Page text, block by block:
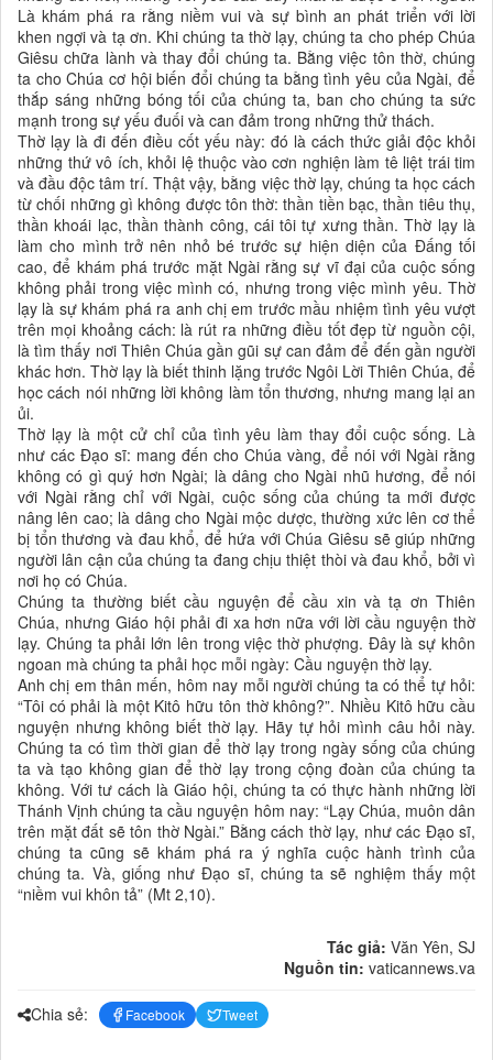
Là khám phá ra rằng niềm vui và sự bình an phát triển với lời
khen ngợi và tạ ơn. Khi chúng ta thờ lạy, chúng ta cho phép Chúa
Giêsu chữa lành và thay đổi chúng ta. Bằng việc tôn thờ, chúng
ta cho Chúa cơ hội biến đổi chúng ta bằng tình yêu của Ngài, để
thắp sáng những bóng tối của chúng ta, ban cho chúng ta sức
mạnh trong sự yếu đuối và can đảm trong những thử thách.
Thờ lạy là đi đến điều cốt yếu này: đó là cách thức giải độc khỏi
những thứ vô ích, khỏi lệ thuộc vào cơn nghiện làm tê liệt trái tim
và đầu độc tâm trí. Thật vậy, bằng việc thờ lạy, chúng ta học cách
từ chối những gì không được tôn thờ: thần tiền bạc, thần tiêu thụ,
thần khoái lạc, thần thành công, cái tôi tự xưng thần. Thờ lạy là
làm cho mình trở nên nhỏ bé trước sự hiện diện của Đấng tối
cao, để khám phá trước mặt Ngài rằng sự vĩ đại của cuộc sống
không phải trong việc mình có, nhưng trong việc mình yêu. Thờ
lạy là sự khám phá ra anh chị em trước mầu nhiệm tình yêu vượt
trên mọi khoảng cách: là rút ra những điều tốt đẹp từ nguồn cội,
là tìm thấy nơi Thiên Chúa gần gũi sự can đảm để đến gần người
khác hơn. Thờ lạy là biết thinh lặng trước Ngôi Lời Thiên Chúa, để
học cách nói những lời không làm tổn thương, nhưng mang lại an
ủi.
Thờ lạy là một cử chỉ của tình yêu làm thay đổi cuộc sống. Là
như các Đạo sĩ: mang đến cho Chúa vàng, để nói với Ngài rằng
không có gì quý hơn Ngài; là dâng cho Ngài nhũ hương, để nói
với Ngài rằng chỉ với Ngài, cuộc sống của chúng ta mới được
nâng lên cao; là dâng cho Ngài mộc dược, thường xức lên cơ thể
bị tổn thương và đau khổ, để hứa với Chúa Giêsu sẽ giúp những
người lân cận của chúng ta đang chịu thiệt thòi và đau khổ, bởi vì
nơi họ có Chúa.
Chúng ta thường biết cầu nguyện để cầu xin và tạ ơn Thiên
Chúa, nhưng Giáo hội phải đi xa hơn nữa với lời cầu nguyện thờ
lạy. Chúng ta phải lớn lên trong việc thờ phượng. Đây là sự khôn
ngoan mà chúng ta phải học mỗi ngày: Cầu nguyện thờ lạy.
Anh chị em thân mến, hôm nay mỗi người chúng ta có thể tự hỏi:
“Tôi có phải là một Kitô hữu tôn thờ không?”. Nhiều Kitô hữu cầu
nguyện nhưng không biết thờ lạy. Hãy tự hỏi mình câu hỏi này.
Chúng ta có tìm thời gian để thờ lạy trong ngày sống của chúng
ta và tạo không gian để thờ lạy trong cộng đoàn của chúng ta
không. Với tư cách là Giáo hội, chúng ta có thực hành những lời
Thánh Vịnh chúng ta cầu nguyện hôm nay: “Lạy Chúa, muôn dân
trên mặt đất sẽ tôn thờ Ngài.” Bằng cách thờ lạy, như các Đạo sĩ,
chúng ta cũng sẽ khám phá ra ý nghĩa cuộc hành trình của
chúng ta. Và, giống như Đạo sĩ, chúng ta sẽ nghiệm thấy một
“niềm vui khôn tả” (Mt 2,10).
Tác giả: Văn Yên, SJ
Nguồn tin: vaticannews.va
Chia sẻ: Facebook Tweet